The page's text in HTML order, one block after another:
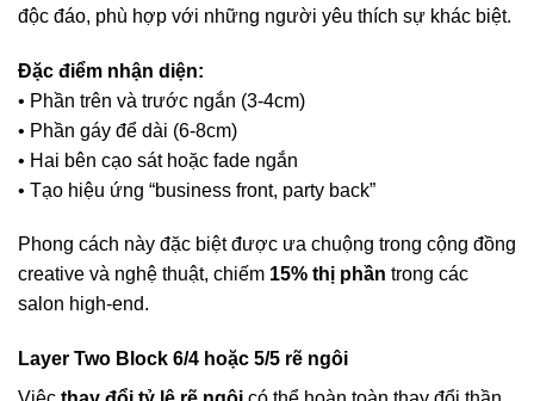
độc đáo, phù hợp với những người yêu thích sự khác biệt.
Đặc điểm nhận diện:
• Phần trên và trước ngắn (3-4cm)
• Phần gáy để dài (6-8cm)
• Hai bên cạo sát hoặc fade ngắn
• Tạo hiệu ứng “business front, party back”
Phong cách này đặc biệt được ưa chuộng trong cộng đồng
creative và nghệ thuật, chiếm 15% thị phần trong các
salon high-end.
Layer Two Block 6/4 hoặc 5/5 rẽ ngôi